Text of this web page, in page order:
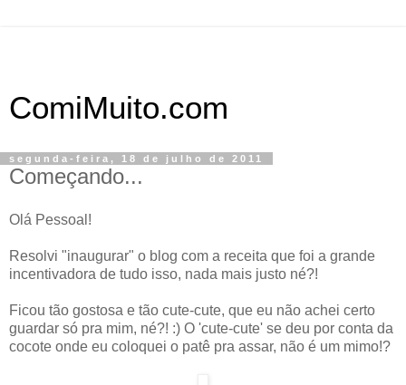
ComiMuito.com
segunda-feira, 18 de julho de 2011
Começando...
Olá Pessoal!
Resolvi "inaugurar" o blog com a receita que foi a grande
incentivadora de tudo isso, nada mais justo né?!
Ficou tão gostosa e tão cute-cute, que eu não achei certo
guardar só pra mim, né?! :) O 'cute-cute' se deu por conta da
cocote onde eu coloquei o patê pra assar, não é um mimo!?